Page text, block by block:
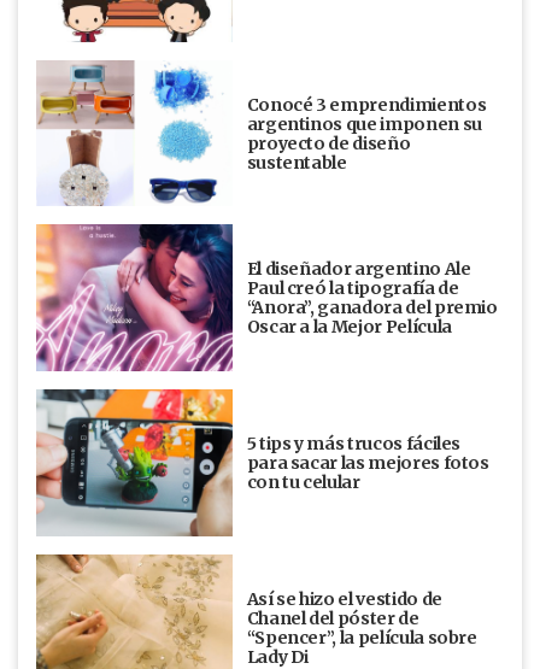
Conocé 3 emprendimientos
argentinos que imponen su
proyecto de diseño
sustentable
El diseñador argentino Ale
Paul creó la tipografía de
“Anora”, ganadora del premio
Oscar a la Mejor Película
5 tips y más trucos fáciles
para sacar las mejores fotos
con tu celular
Así se hizo el vestido de
Chanel del póster de
“Spencer”, la película sobre
Lady Di